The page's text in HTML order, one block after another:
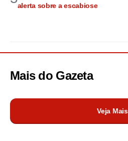
alerta sobre a escabiose
Mais do Gazeta
Veja Mais